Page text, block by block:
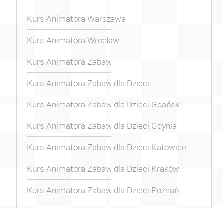
Kurs Animatora Warszawa
Kurs Animatora Wrocław
Kurs Animatora Zabaw
Kurs Animatora Zabaw dla Dzieci
Kurs Animatora Zabaw dla Dzieci Gdańsk
Kurs Animatora Zabaw dla Dzieci Gdynia
Kurs Animatora Zabaw dla Dzieci Katowice
Kurs Animatora Zabaw dla Dzieci Kraków
Kurs Animatora Zabaw dla Dzieci Poznań